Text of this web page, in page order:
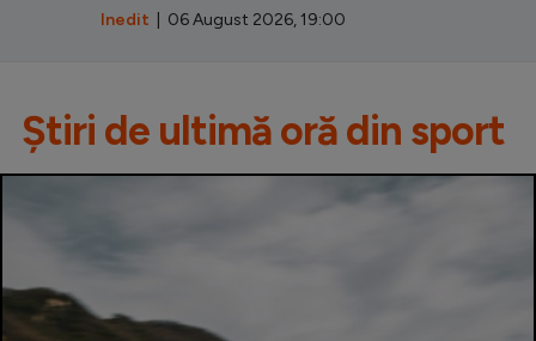
Inedit | 06 August 2026, 19:00
Știri de ultimă oră din sport